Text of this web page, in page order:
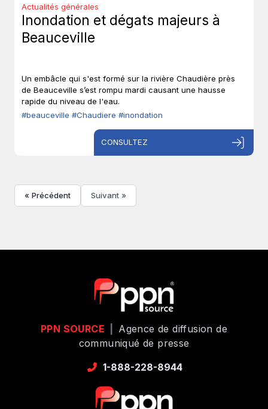
Actualités générales
Inondation et dégats majeurs à
Beauceville
Un embâcle qui s'est formé sur la rivière Chaudière près
de Beauceville s’est rompu mardi causant une hausse
rapide du niveau de l'eau.
#beauceville #Chaudiere #inondation
CONSULTEZ
« Précédent Suivant »
PPN SOURCE
Agence de diffusion de
communiqué de presse
1-888-228-8944